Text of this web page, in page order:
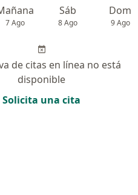
7 Ago
Sáb
8 Ago
Dom
9 Ago
de citas en línea no está
disponible
Solicita una cita